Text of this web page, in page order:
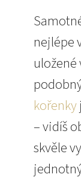
nejlépe
uložené
kořenky
– vidíš
skvěle